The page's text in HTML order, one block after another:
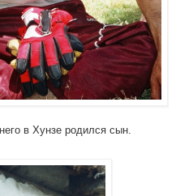
в Хунзе родился сын.